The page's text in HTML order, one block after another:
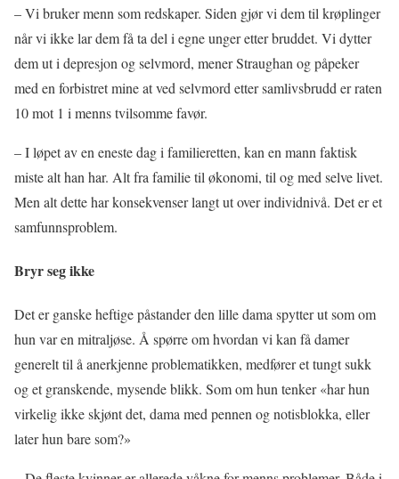
– Vi bruker menn som redskaper. Siden gjør vi dem til krøplinger
når vi ikke lar dem få ta del i egne unger etter bruddet. Vi dytter
dem ut i depresjon og selvmord, mener Straughan og påpeker
med en forbistret mine at ved selvmord etter samlivsbrudd er raten
10 mot 1 i menns tvilsomme favør.
– I løpet av en eneste dag i familieretten, kan en mann faktisk
miste alt han har. Alt fra familie til økonomi, til og med selve livet.
Men alt dette har konsekvenser langt ut over individnivå. Det er et
samfunnsproblem.
Bryr seg ikke
Det er ganske heftige påstander den lille dama spytter ut som om
hun var en mitraljøse. Å spørre om hvordan vi kan få damer
generelt til å anerkjenne problematikken, medfører et tungt sukk
og et granskende, mysende blikk. Som om hun tenker «har hun
virkelig ikke skjønt det, dama med pennen og notisblokka, eller
later hun bare som?»